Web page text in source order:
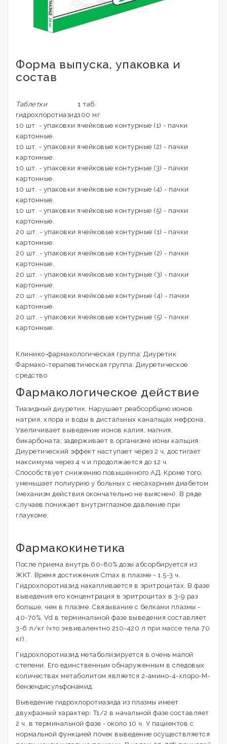
Форма выпуска, упаковка и
состав
Таблетки
1 таб.
гидрохлоротиазид100 мг
10 шт. - упаковки ячейковые контурные (1) - пачки
картонные.
10 шт. - упаковки ячейковые контурные (2) - пачки
картонные.
10 шт. - упаковки ячейковые контурные (3) - пачки
картонные.
10 шт. - упаковки ячейковые контурные (4) - пачки
картонные.
10 шт. - упаковки ячейковые контурные (5) - пачки
картонные.
20 шт. - упаковки ячейковые контурные (1) - пачки
картонные.
20 шт. - упаковки ячейковые контурные (2) - пачки
картонные.
20 шт. - упаковки ячейковые контурные (3) - пачки
картонные.
20 шт. - упаковки ячейковые контурные (4) - пачки
картонные.
20 шт. - упаковки ячейковые контурные (5) - пачки
картонные.
Клинико-фармакологическая группа: Диуретик
Фармако-терапевтическая группа: Диуретическое
средство
Фармакологическое действие
Тиазидный диуретик. Нарушает реабсорбцию ионов
натрия, хлора и воды в дистальных канальцах нефрона.
Увеличивает выведение ионов калия, магния,
бикарбоната; задерживает в организме ионы кальция.
Диуретический эффект наступает через 2 ч, достигает
максимума через 4 ч и продолжается до 12 ч.
Способствует снижению повышенного АД. Кроме того,
уменьшает полиурию у больных с несахарным диабетом
(механизм действия окончательно не выяснен). В ряде
случаев понижает внутриглазное давление при
глаукоме.
Фармакокинетика
После приема внутрь 60-80% дозы абсорбируется из
ЖКТ. Время достижения Cmax в плазме - 1.5-3 ч.
Гидрохлоротиазид накапливается в эритроцитах. В фазе
выведения его концентрация в эритроцитах в 3-9 раз
больше, чем в плазме. Связывание с белками плазмы -
40-70%. Vd в терминальной фазе выведения составляет
3-6 л/кг (что эквивалентно 210-420 л при массе тела 70
кг).
Гидрохлоротиазид метаболизируется в очень малой
степени. Его единственным обнаруженным в следовых
количествах метаболитом является 2-амино-4-хлоро-М-
бензендисульфонамид.
Выведение гидрохлоротиазида из плазмы имеет
двухфазный характер: T1/2 в начальной фазе составляет
2 ч, в терминальной фазе - около 10 ч. У пациентов с
нормальной функцией почек выведение осуществляется